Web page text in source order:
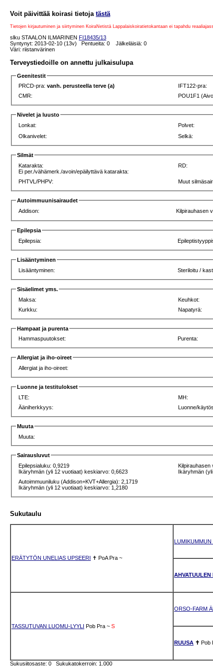
Voit päivittää koirasi tietoja tästä
Tietojen kirjautuminen ja siirtyminen KoiraNetistä Lappalaiskoiratietokantaan ei tapahdu
slku STAALON ILMARINEN FI18435/13
Syntynyt: 2013-02-10 (13v) Pentueita: 0 Jälkeläisiä: 0
Väri: riistanvärinen
Terveystiedoille on annettu julkaisulupa
Geenitestit
PRCD-pra:vanh. perusteella terve (a) IFT122-pra:
CMR:
POU1F1
Nivelet ja luusto
Lonkat:
Polvet:
Olkanivelet:
Selkä:
Silmät
Katarakta:
Ei per./vähämerk./avoin/epäilyttävä katarakta:
RD:
PHTVL/PHPV: Muut
Autoimmuunisairaudet
Addison:
Kilpirauhasen
Epilepsia
Epilepsia:
Lisääntyminen
Lisääntyminen:
Steriloitu /
Sisäelimet yms.
Maksa:
Keuhkot:
Kurkku:
Napatyrä:
Hampaat ja purenta
Hammaspuutokset:
Purenta:
Allergiat ja iho-oireet
Allergiat ja iho-oireet:
Luonne ja testitulokset
LTE:
MH:
Ääniherkkyys:
Luonne/
Muuta
Muuta:
Sairausluvut
Epilepsialuku: 0,9219
Ikäryhmän (yli 12 vuotiaat) keskiarvo: 0,6623
Kilpirauhasen
Ikäryhmän
Autoimmuuniluku (Addison+KVT+Allergia): 2,1719
Ikäryhmän (yli 12 vuotiaat) keskiarvo: 1,2180
Sukutaulu
ERÄTYTÖN UNELIAS UPSEERI ✝ PoA Pra ~
LUMIKUMMUN
TASSUTUVAN LUOMU-LYYLI Pob Pra ~ S
ORSO-FARM
RUUSA ✝ Pob
Sukusiitosaste: 0 Sukukatokerroin: 1.000